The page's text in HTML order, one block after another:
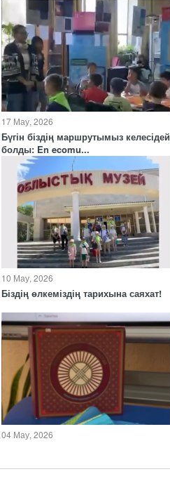
17 Мау, 2026
Бүгін біздің маршрутымыз келесідей
болды: En ecomu...
10 Мау, 2026
Біздің өлкеміздің тарихына саяхат!
04 Мау, 2026